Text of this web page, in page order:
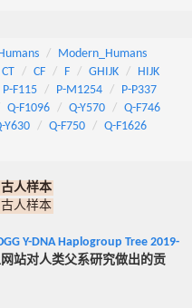
Modern_Humans
CT CF F GHIJK
HIJK
P-F115 P-M1254
P-P337
Q-F1096 Q-Y570
Q-F746
Y630 Q-F750
Q-F1626
古人样本
古人样本
Y-DNA Haplogroup Tree 2019-
站对人类父系研究做出的贡